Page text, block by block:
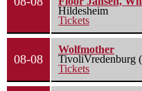
Hildesheim
Tickets
08-08
Wolfmother
TivoliVredenburg
Tickets